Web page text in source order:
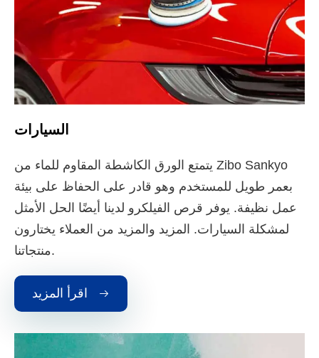
السيارات
يتمتع الورق الكاشطة المقاوم للماء من Zibo Sankyo
بعمر طويل للمستخدم وهو قادر على الحفاظ على بيئة
عمل نظيفة. يوفر قرص الفيلكرو لدينا أيضًا الحل الأمثل
لمشكلة السيارات. المزيد والمزيد من العملاء يختارون
منتجاتنا.
